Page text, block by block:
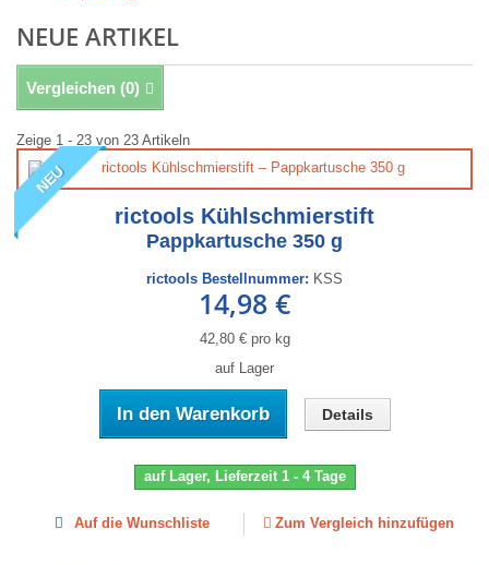
NEUE ARTIKEL
Vergleichen (0)
Zeige 1 - 23 von 23 Artikeln
NEU
rictools Kühlschmierstift
Pappkartusche 350 g
rictools Bestellnummer: KSS
14,98 €
42,80 € pro kg
auf Lager
In den Warenkorb Details
auf Lager, Lieferzeit 1 - 4 Tage
Auf die Wunschliste Zum Vergleich hinzufügen